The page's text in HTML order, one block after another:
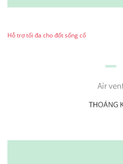
Hỗ trợ tối đa cho đốt sống cổ